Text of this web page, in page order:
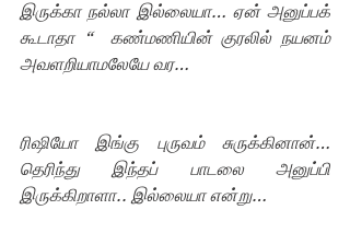
இருக்கா நல்லா இல்லையா… ஏன் அனுப்பக்
கூடாதா “  கண்மணியின் குரலில் நயனம்
அவளறியாமலேயே வர…
ரிஷியோ இங்கு புருவம் சுருக்கினான்…
தெரிந்து இந்தப் பாடலை அனுப்பி
இருக்கிறாளா.. இல்லையா என்று…